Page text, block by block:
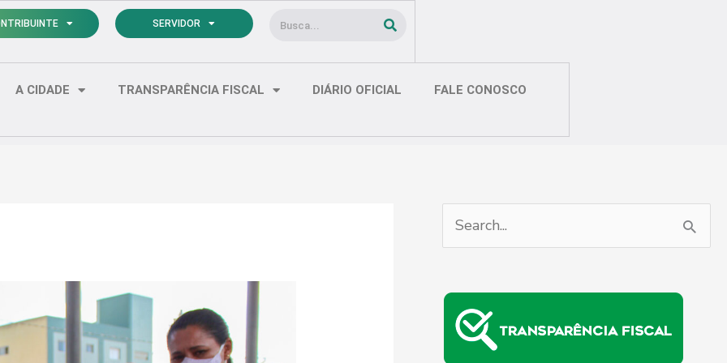
SERVIDOR Pesquisar
A CIDADE TRANSPARÊNCIA FISCAL DIÁRIO OFICIAL FALE CONOSCO